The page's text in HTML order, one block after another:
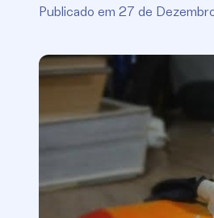
Publicado em 27 de